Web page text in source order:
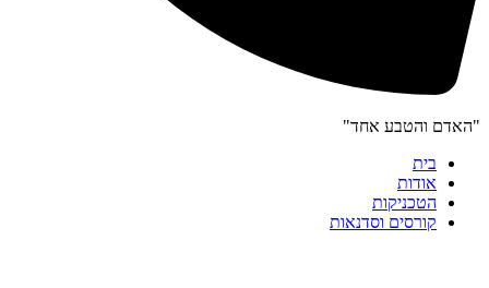
"האדם והטבע אחד"
בית
אודות
הטכניקות
קורסים וסדנאות